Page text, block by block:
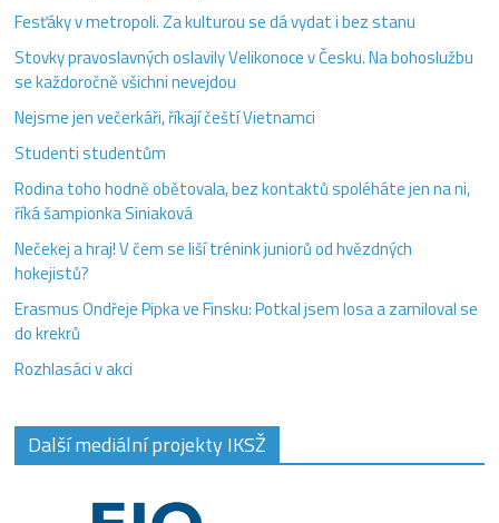
Fesťáky v metropoli. Za kulturou se dá vydat i bez stanu
Stovky pravoslavných oslavily Velikonoce v Česku. Na bohoslužbu
se každoročně všichni nevejdou
Nejsme jen večerkáři, říkají čeští Vietnamci
Studenti studentům
Rodina toho hodně obětovala, bez kontaktů spoléháte jen na ni,
říká šampionka Siniaková
Nečekej a hraj! V čem se liší trénink juniorů od hvězdných
hokejistů?
Erasmus Ondřeje Pipka ve Finsku: Potkal jsem losa a zamiloval se
do krekrů
Rozhlasáci v akci
Další mediální projekty IKSŽ